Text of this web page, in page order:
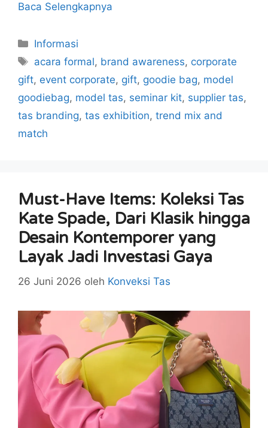
Baca Selengkapnya
Kategori
Informasi
Tag
acara formal, brand awareness, corporate
gift, event corporate, gift, goodie bag, model
goodiebag, model tas, seminar kit, supplier tas,
tas branding, tas exhibition, trend mix and
match
Must-Have Items: Koleksi Tas
Kate Spade, Dari Klasik hingga
Desain Kontemporer yang
Layak Jadi Investasi Gaya
26 Juni 2026 oleh Konveksi Tas